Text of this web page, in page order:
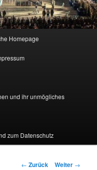
Homepage
und ihr unmögliches
zum Datenschutz
Beitragsnavigation
← Zurück Weiter →